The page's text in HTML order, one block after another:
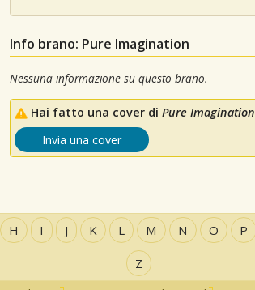
Info brano: Pure Imagination
Nessuna informazione su questo brano.
Hai fatto una cover di Pure Imagination
Invia una cover
H I J K L M N O P
Z